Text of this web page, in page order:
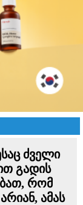
ძველი
გადის
რომ
ამას